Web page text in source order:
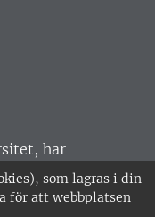
som lagras i din
för att webbplatsen
har
Huvudorter är
är